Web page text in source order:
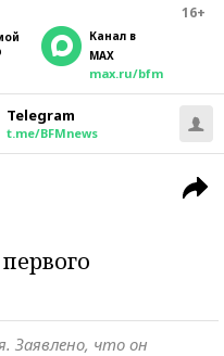
16+
Канал в
MAX
max.ru/bfm
Telegram
t.me/BFMnews
Заявлено, что он